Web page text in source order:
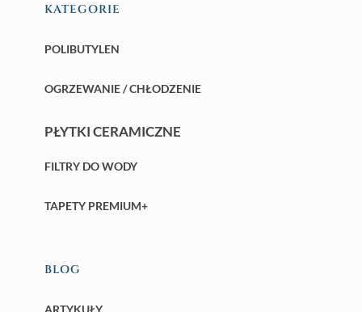
KATEGORIE
POLIBUTYLEN
OGRZEWANIE / CHŁODZENIE
PŁYTKI CERAMICZNE
FILTRY DO WODY
TAPETY PREMIUM+
BLOG
ARTYKUŁY